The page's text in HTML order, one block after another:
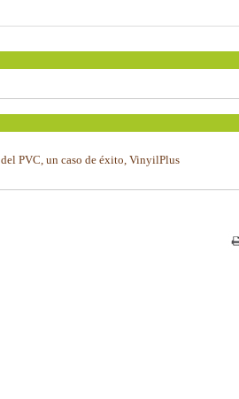
PVC, un caso de éxito, VinyilPlus